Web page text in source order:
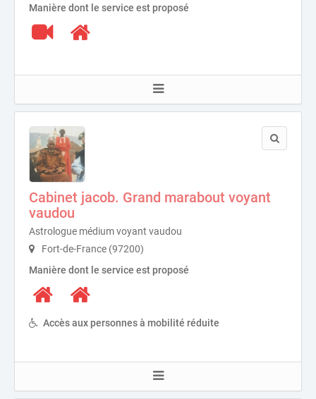
Manière dont le service est proposé
Cabinet jacob. Grand marabout voyant
vaudou
Astrologue médium voyant vaudou
Fort-de-France (97200)
Manière dont le service est proposé
Accès aux personnes à mobilité réduite